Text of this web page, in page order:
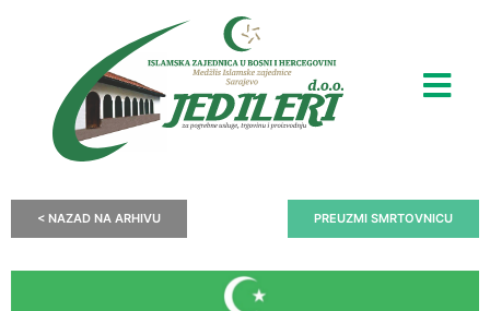
< NAZAD NA ARHIVU PREUZMI SMRTOVNICU